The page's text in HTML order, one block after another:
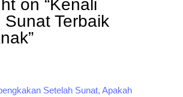
on “Kenali
Sunat Terbaik
Setelah Sunat, Apakah